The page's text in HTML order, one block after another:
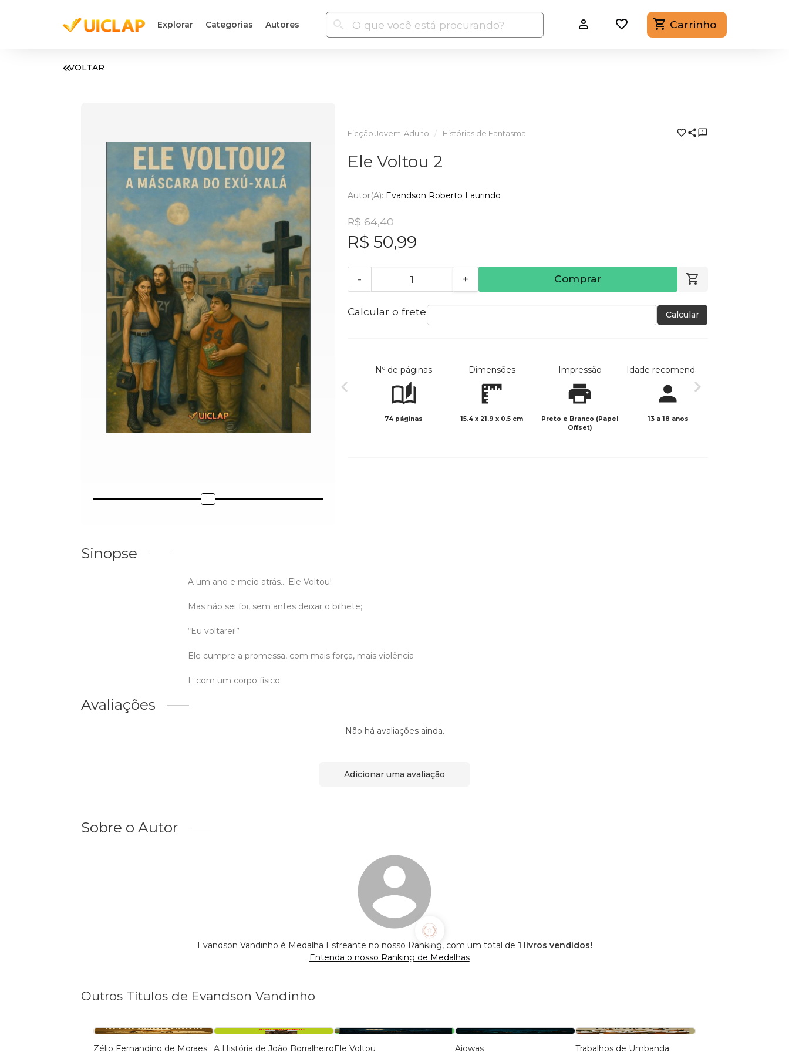
Explorar Categorias Autores Carrinho
VOLTAR
Ficção Jovem-Adulto Histórias de Fantasma
Ele Voltou 2
Autor(a): Evandson Roberto Laurindo
R$ 64,40
R$ 50,99
- + Comprar
Calcular o frete Calcular
Nº de páginas
74 páginas
Dimensões
15.4 x 21.9 x 0.5 cm
Impressão
Preto e Branco (Papel
Offset)
Idade recomendada
13 a 18 anos
Sinopse
A um ano e meio atrás... Ele Voltou!
Mas não sei foi, sem antes deixar o bilhete;
“Eu voltarei!”
Ele cumpre a promessa, com mais força, mais violência
E com um corpo físico.
Avaliações
Não há avaliações ainda.
Adicionar uma avaliação
Sobre o Autor
Evandson Vandinho é Medalha Estreante no nosso Ranking, com um total de 1 livros vendidos!
Entenda o nosso Ranking de Medalhas
Outros Títulos de Evandson Vandinho
Zélio Fernandino de Moraes
A História de João BorralheiroEle Voltou
Aiowas
Trabalhos de Umbanda